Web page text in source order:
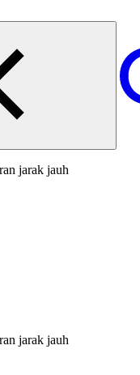
jarak jauh
jarak jauh